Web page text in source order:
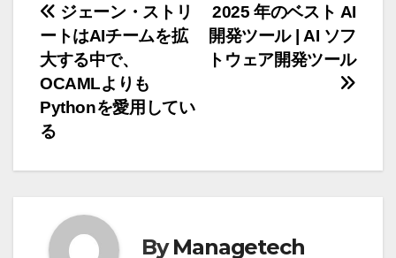
投
稿
ナ
ビ
ゲ
シ
2025 年のベスト AI
開発ツール | AI ソフ
トウェア開発ツール
ジェーン・ストリ
ートはAIチームを拡
大する中で、
OCAMLよりも
Pythonを愛用してい
る
ByManagetech